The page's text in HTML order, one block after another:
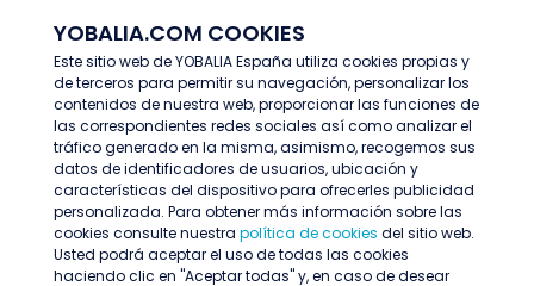
YOBALIA.COM COOKIES
Este sitio web de YOBALIA España utiliza cookies propias y
de terceros para permitir su navegación, personalizar los
contenidos de nuestra web, proporcionar las funciones de
las correspondientes redes sociales así como analizar el
tráfico generado en la misma, asimismo, recogemos sus
datos de identificadores de usuarios, ubicación y
características del dispositivo para ofrecerles publicidad
personalizada. Para obtener más información sobre las
cookies consulte nuestra política de cookies del sitio web.
Usted podrá aceptar el uso de todas las cookies
haciendo clic en "Aceptar todas" y, en caso de desear
Últimas ofertas PROMOTOR/A 10 Y 11 JULIO RIBADEO